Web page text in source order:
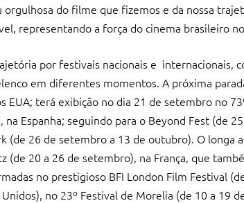
orgulhosa do filme que fizemos e da nossa
representando a força do cinema brasileiro
por festivais nacionais e internacionais,
em diferentes momentos. A próxima
terá exibição no dia 21 de setembro no
Espanha; seguindo para o Beyond Fest (de
(de 26 de setembro a 13 de outubro). O longa
(de 20 a 26 de setembro), na França, que
no prestigioso BFI London Film Festival
no 23º Festival de Morelia (de 10 a 19